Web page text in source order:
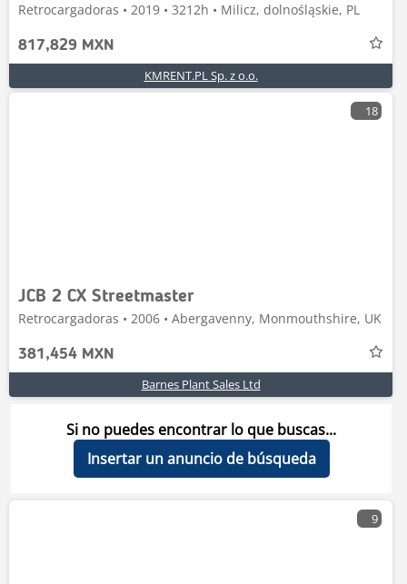
Retrocargadoras • 2019 • 3212h • Milicz, dolnośląskie, PL
817,829 MXN
KMRENT.PL Sp. z o.o.
18
JCB 2 CX Streetmaster
Retrocargadoras • 2006 • Abergavenny, Monmouthshire, UK
381,454 MXN
Barnes Plant Sales Ltd
Si no puedes encontrar lo que buscas...
Insertar un anuncio de búsqueda
9